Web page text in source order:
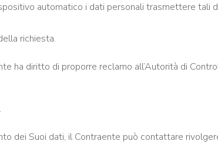
automatico i dati personali trasmettere tali
richiesta.
ha diritto di proporre reclamo all’Autorità di
dei Suoi dati, il Contraente può contattare